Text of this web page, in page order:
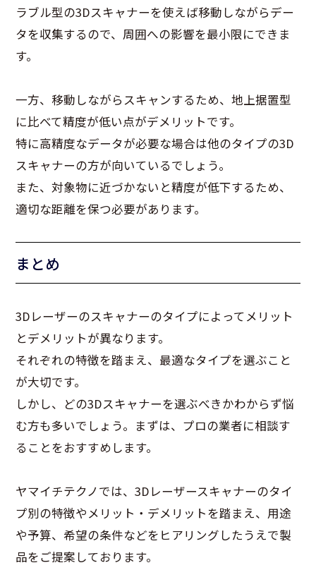
ラブル型の3Dスキャナーを使えば移動しながらデー
タを収集するので、周囲への影響を最小限にできま
す。
一方、移動しながらスキャンするため、地上据置型
に比べて精度が低い点がデメリットです。
特に高精度なデータが必要な場合は他のタイプの3D
スキャナーの方が向いているでしょう。
また、対象物に近づかないと精度が低下するため、
適切な距離を保つ必要があります。
まとめ
3Dレーザーのスキャナーのタイプによってメリット
とデメリットが異なります。
それぞれの特徴を踏まえ、最適なタイプを選ぶこと
が大切です。
しかし、どの3Dスキャナーを選ぶべきかわからず悩
む方も多いでしょう。まずは、プロの業者に相談す
ることをおすすめします。
ヤマイチテクノでは、3Dレーザースキャナーのタイ
プ別の特徴やメリット・デメリットを踏まえ、用途
や予算、希望の条件などをヒアリングしたうえで製
品をご提案しております。